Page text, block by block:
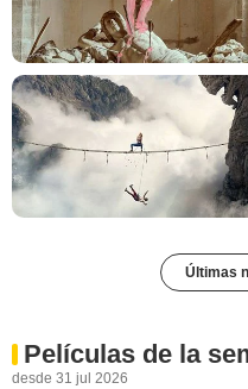
Últimas
Películas de la
desde 31 jul 2026